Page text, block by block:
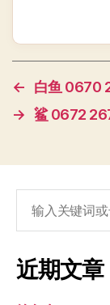
←
白鱼 0670
→ 鲨 0672
索：
近期文章